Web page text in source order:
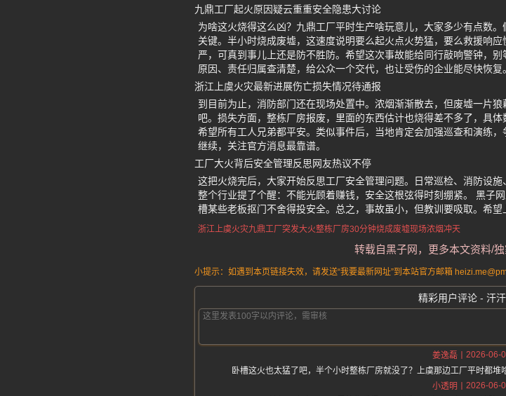
九鼎工厂起火原因疑云重重安全隐患大讨论
为啥这火烧得这么凶？九鼎工厂平时生产啥玩意儿，大家多少有点数
关键。半小时烧成废墟，这速度说明要么起火点火势猛，要么救援响
严，可真到事儿上还是防不胜防。希望这次事故能给同行敲响警钟，
原因、责任归属查清楚，给公众一个交代，也让受伤的企业能尽快恢复。
浙江上虞火灾最新进展伤亡损失情况待通报
到目前为止，消防部门还在现场处置中。浓烟渐渐散去，但废墟一片
吧。损失方面，整栋厂房报废，里面的东西估计也烧得差不多了，具
希望所有工人兄弟都平安。类似事件后，当地肯定会加强巡查和演练
继续，关注官方消息最靠谱。
工厂大火背后安全管理反思网友热议不停
这把火烧完后，大家开始反思工厂安全管理问题。日常巡检、消防设
整个行业提了个醒：不能光顾着赚钱，安全这根弦得时刻绷紧。 黑子
槽某些老板抠门不舍得投安全。总之，事故虽小，但教训要吸取。希望
浙江上虞火灾九鼎工厂突发大火整栋厂房30分钟烧成废墟现场浓烟冲天
转载自黑子网，更多本文资料/
小提示：如遇到本页链接失效，请发送“我要最新网址”到本站官方邮箱
精彩用户评论 - 汗
姜逸磊
2026-06-
卧槽这火也太猛了吧，半个小时整栋厂房就没了？上虞那边工厂平时都堆
小透明
2026-06-